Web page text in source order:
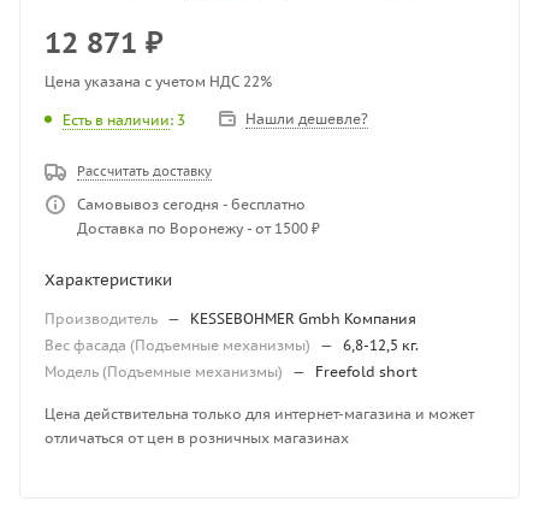
12 871 ₽
Цена указана с учетом НДС 22%
Есть в наличии: 3 Нашли дешевле?
Рассчитать доставку
Самовывоз сегодня - бесплатно
Доставка по Воронежу - от 1500 ₽
Характеристики
Производитель —
KESSEBOHMER Gmbh Компания
Вес фасада (Подъемные механизмы)
— 6,8-12,5 кг.
Модель (Подъемные механизмы)
— Freefold short
Цена действительна только для интернет-магазина и может
отличаться от цен в розничных магазинах